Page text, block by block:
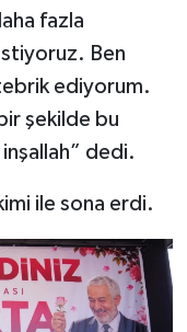
fazla
Ben
ediyorum.
şekilde bu
dedi.
ile sona erdi.